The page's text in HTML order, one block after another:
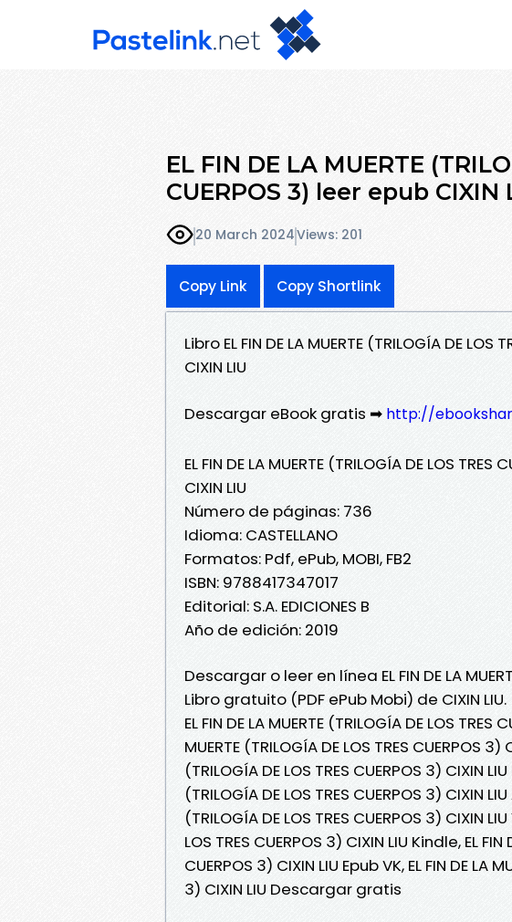
EL FIN DE LA MUERTE
CUERPOS 3) leer epub CIXIN
20 March 2024Views: 201
Copy Link Copy Shortlink
Libro EL FIN DE LA MUERTE (TRILOGÍA DE
CIXIN LIU
Descargar eBook gratis ➡ http://
EL FIN DE LA MUERTE (TRILOGÍA DE LOS TRES
CIXIN LIU
Número de páginas: 736
Idioma: CASTELLANO
Formatos: Pdf, ePub, MOBI, FB2
ISBN: 9788417347017
Editorial: S.A. EDICIONES B
Año de edición: 2019
Descargar o leer en línea EL FIN DE LA
Libro gratuito (PDF ePub Mobi) de CIXIN LIU.
EL FIN DE LA MUERTE (TRILOGÍA DE LOS TRES
MUERTE (TRILOGÍA DE LOS TRES CUERPOS 3)
(TRILOGÍA DE LOS TRES CUERPOS 3) CIXIN
(TRILOGÍA DE LOS TRES CUERPOS 3) CIXIN
(TRILOGÍA DE LOS TRES CUERPOS 3) CIXIN
LOS TRES CUERPOS 3) CIXIN LIU Kindle, EL FIN
CUERPOS 3) CIXIN LIU Epub VK, EL FIN DE LA
3) CIXIN LIU Descargar gratis